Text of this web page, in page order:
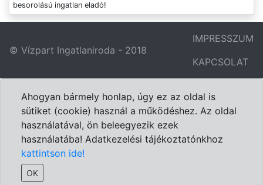
besorolású ingatlan eladó!
© Vízpart Ingatlaniroda - 2018
IMPRESSZUM
KAPCSOLAT
Ahogyan bármely honlap, úgy ez az oldal is
sütiket (cookie) használ a működéshez. Az oldal
használatával, ön beleegyezik ezek
használatába! Adatkezelési tájékoztatónkhoz
kattintson ide!